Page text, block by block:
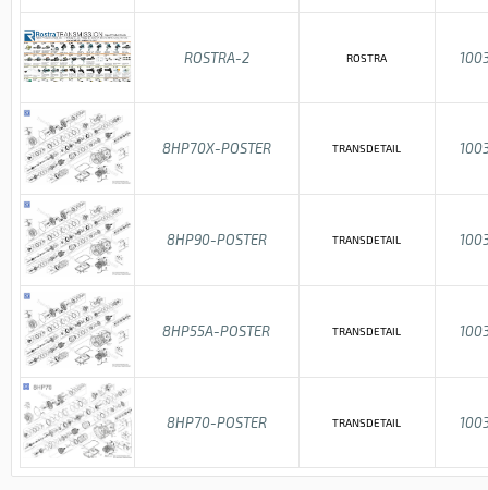
ROSTRA-2 ROSTRA
8HP70X-POSTER TRANSDETAIL
8HP90-POSTER TRANSDETAIL
8HP55A-POSTER TRANSDETAIL
8HP70-POSTER TRANSDETAIL